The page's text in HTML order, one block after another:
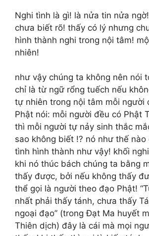
Nghi tình là gì! là nửa tin nửa
chưa biết rõ! thấy có lý nhưng
hình thành nghi trong nội tâm!
nhiên!
như vậy chúng ta không nên nói
chỉ là từ ngữ rổng tuếch nếu
tự nhiên trong nội tâm mỗi người
Phật nói: mỗi người đều có Phật
thì mỗi người tự nảy sinh thắc
sao không biết !? nó như thế nào
tình hình thành như vậy! khối
khi nó thúc bách chúng ta bằng
thấy được, bởi nếu không thấy
thể gọi là người theo đạo Phật!
nhất phải thấy tánh, chưa thấy
ngoại đạo” (trong Đạt Ma huyết
Thiên dịch) đây là cái mà mọi